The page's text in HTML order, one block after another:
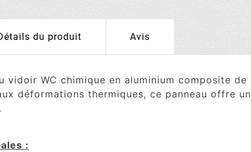
du produit Avis
vidoir WC chimique en aluminium composite
déformations thermiques, ce panneau offre
: